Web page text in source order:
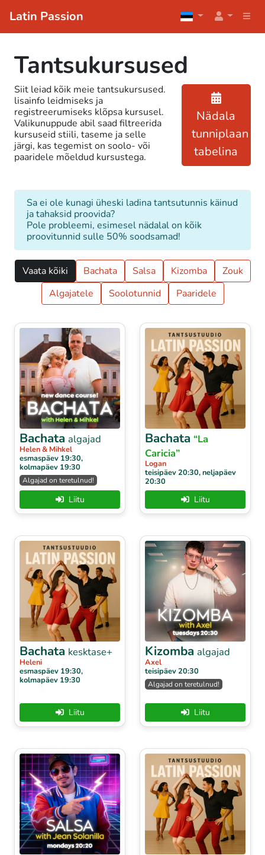
Latin Passion
Tantsukursused
Siit leiad kõik meie tantsukursused.
lisainfo leidmiseks ja
registreerumiseks klõpsa kursusel.
Valikunuppude abil saad filtreerida
kursuseid stiili, taseme ja selle
järgi, kas tegemist on soolo- või
paaridele mõeldud kursustega.
Nädala
tunniplaan
tabelina
Sa ei ole kunagi üheski ladina tantsutunnis käinud
ja tahaksid proovida?
Pole probleemi, esimesel nädalal on kõik
proovitunnid sulle 50% soodsamad!
Vaata kõiki Bachata Salsa Kizomba
Zouk
Algajatele
Soolotunnid Paaridele
Bachata algajad
Helen & Mihkel
esmaspäev 19:30,
kolmapäev 19:30
Algajad on teretulnud!
Liitu
Bachata “La
Caricia”
Logan
teisipäev 20:30, neljapäev
20:30
Liitu
Bachata kesktase+
Heleni
esmaspäev 19:30,
kolmapäev 19:30
Liitu
Kizomba algajad
Axel
teisipäev 20:30
Algajad on teretulnud!
Liitu